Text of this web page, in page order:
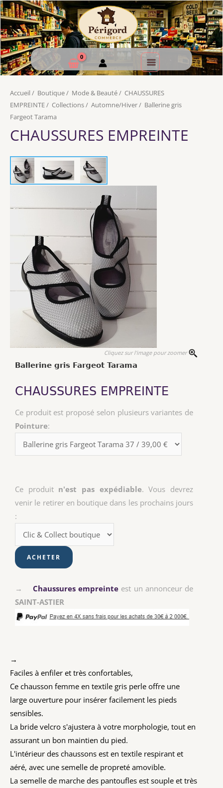
Accueil / Boutique/ Mode & Beauté/ CHAUSSURES
EMPREINTE/ Collections/ Automne/Hiver/ Ballerine gris
Fargeot Tarama
CHAUSSURES EMPREINTE
Cliquez sur l'image pour zoomer
Ballerine gris Fargeot Tarama
CHAUSSURES EMPREINTE
Ce produit est proposé selon plusieurs variantes de
Pointure:
Ce produit n'est pas expédiable. Vous devrez
venir le retirer en boutique dans les prochains jours
:
→ Chaussures empreinte est un annonceur de
SAINT-ASTIER
→
Faciles à enfiler et très confortables,
Ce chausson femme en textile gris perle offre une
large ouverture pour insérer facilement les pieds
sensibles.
La bride velcro s'ajustera à votre morphologie, tout en
assurant un bon maintien du pied.
L'intérieur des chaussons est en textile respirant et
aéré, avec une semelle de propreté amovible.
La semelle de marche des pantoufles est souple et très